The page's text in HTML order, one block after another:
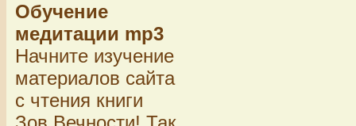
Обучение
медитации mp3
Начните изучение
материалов сайта
с чтения книги